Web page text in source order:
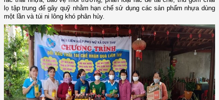
lọ tập trung để gây quỹ nhằm hạn chế sử dụng các sản phẩm nhựa dùng
một lần và túi ni lông khó phân hủy.